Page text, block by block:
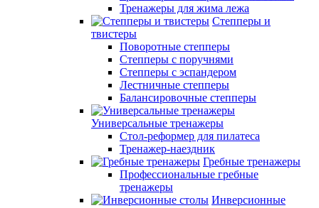
Тренажеры для жима лежа
Степперы и
твистеры
Поворотные степперы
Степперы с поручнями
Степперы с эспандером
Лестничные степперы
Балансировочные степперы
Универсальные тренажеры
Стол-реформер для пилатеса
Тренажер-наездник
Гребные тренажеры
Профессиональные гребные
тренажеры
Инверсионные